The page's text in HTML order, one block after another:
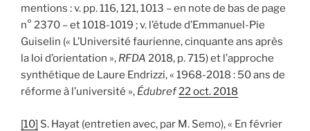
mentions : v. pp. 116, 121, 1013 – en note de bas de page
n° 2370 – et 1018-1019 ; v. l’étude d’Emmanuel-Pie
Guiselin (« L’Université faurienne, cinquante ans après
la loi d’orientation », RFDA 2018, p. 715) et l’approche
synthétique de Laure Endrizzi, « 1968-2018 : 50 ans de
réforme à l’université », Édubref22 oct. 2018
[10] S. Hayat (entretien avec, par M. Semo), « En février